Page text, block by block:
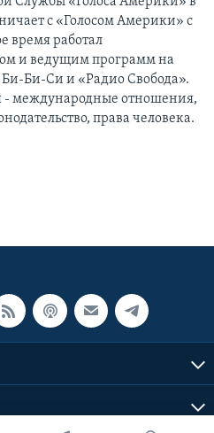
с «Голосом Америки» с
время работал
и ведущим программ на
Би-Би-Си и «Радио Свобода».
- международные отношения,
права человека.